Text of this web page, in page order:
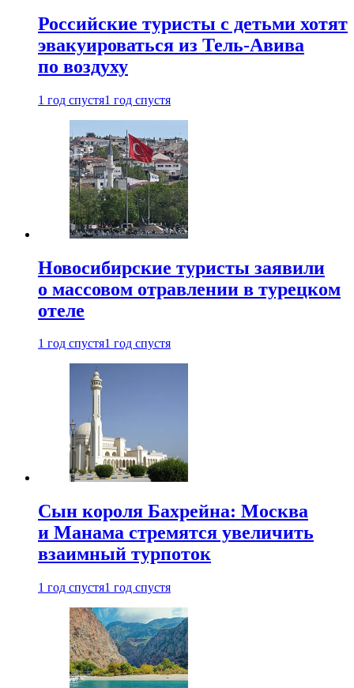
Российские туристы с детьми хотят
эвакуироваться из Тель-Авива
по воздуху
1 год спустя1 год спустя
Новосибирские туристы заявили
о массовом отравлении в турецком
отеле
1 год спустя1 год спустя
Сын короля Бахрейна: Москва
и Манама стремятся увеличить
взаимный турпоток
1 год спустя1 год спустя